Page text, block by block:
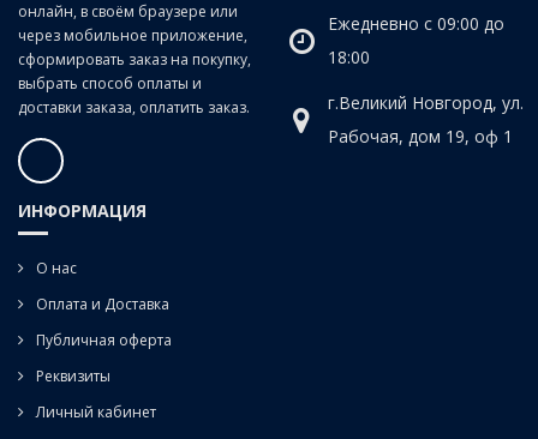
онлайн, в своём браузере или
через мобильное приложение,
сформировать заказ на покупку,
выбрать способ оплаты и
доставки заказа, оплатить заказ.
Ежедневно с 09:00 до
18:00
г.Великий Новгород, ул.
Рабочая, дом 19, оф 1
ИНФОРМАЦИЯ
О нас
Оплата и Доставка
Публичная оферта
Реквизиты
Личный кабинет